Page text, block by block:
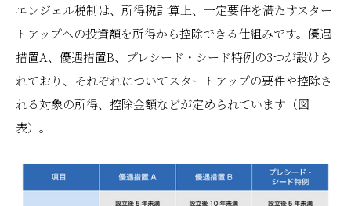
エンジェル税制は、所得税計算上、一定要件を満たすスター
トアップへの投資額を所得から控除できる仕組みです。優遇
措置A、優遇措置B、プレシード・シード特例の3つが設けら
れており、それぞれについてスタートアップの要件や控除さ
れる対象の所得、控除金額などが定められています（図
表）。